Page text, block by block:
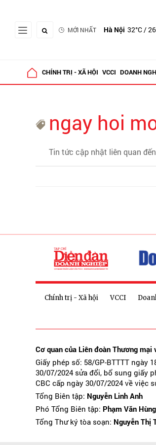
MỚI NHẤT Hà Nội 32°C/
CHÍNH TRỊ - XÃ HỘI VCCI DOANH
ngay hoi
Tin tức cập nhật liên quan
Chính trị - Xã hội VCCI
Cơ quan của Liên đoàn Thương mại
Giấy phép số: 58/GP-BTTTT ngày
30/07/2024 sửa đổi, bổ sung giấy
CBC cấp ngày 30/07/2024 về việc
Tổng Biên tập: Nguyễn Linh Anh
Phó Tổng Biên tập: Phạm Văn
Tổng Thư ký tòa soạn: Nguyễn Thị